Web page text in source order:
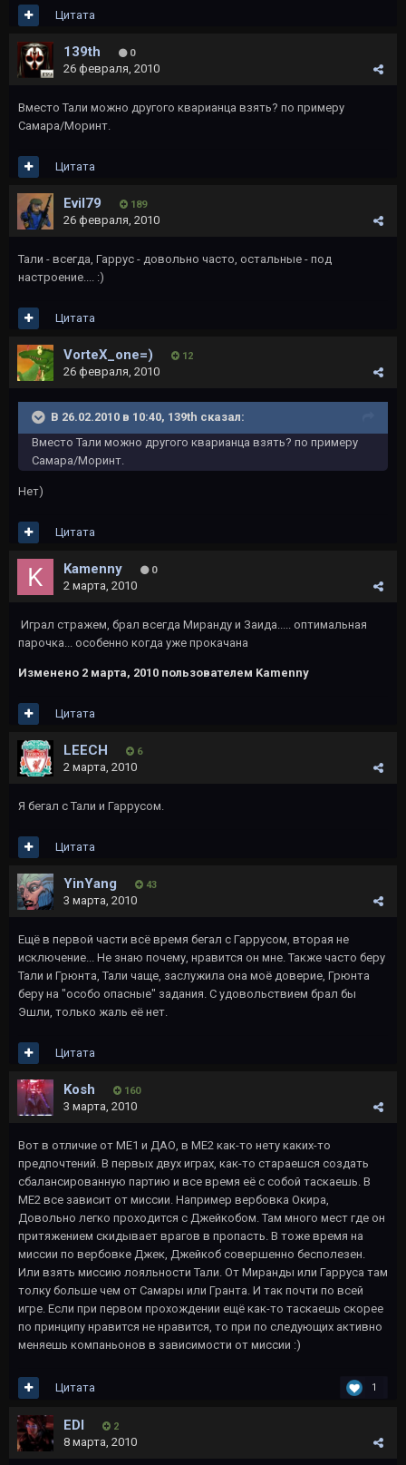
Цитата
139th 0
26 февраля, 2010
Вместо Тали можно другого кварианца взять? по примеру
Самара/Моринт.
Цитата
Evil79 189
26 февраля, 2010
Тали - всегда, Гаррус - довольно часто, остальные - под
настроение.... :)
Цитата
VorteX_one=) 12
26 февраля, 2010
В 26.02.2010 в 10:40, 139th сказал:
Вместо Тали можно другого кварианца взять? по примеру
Самара/Моринт.
Нет)
Цитата
Kamenny 0
2 марта, 2010
Играл стражем, брал всегда Миранду и Заида..... оптимальная
парочка... особенно когда уже прокачана
Изменено 2 марта, 2010 пользователем Kamenny
Цитата
LEECH 6
2 марта, 2010
Я бегал с Тали и Гаррусом.
Цитата
YinYang 43
3 марта, 2010
Ещё в первой части всё время бегал с Гаррусом, вторая не
исключение... Не знаю почему, нравится он мне. Также часто беру
Тали и Грюнта, Тали чаще, заслужила она моё доверие, Грюнта
беру на "особо опасные" задания. С удовольствием брал бы
Эшли, только жаль её нет.
Цитата
Kosh 160
3 марта, 2010
Вот в отличие от МЕ1 и ДАО, в МЕ2 как-то нету каких-то
предпочтений. В первых двух играх, как-то стараешся создать
сбалансированную партию и все время её с собой таскаешь. В
МЕ2 все зависит от миссии. Например вербовка Окира,
Довольно легко проходится с Джейкобом. Там много мест где он
притяжением скидывает врагов в пропасть. В тоже время на
миссии по вербовке Джек, Джейкоб совершенно бесполезен.
Или взять миссию лояльности Тали. От Миранды или Гарруса там
толку больше чем от Самары или Гранта. И так почти по всей
игре. Если при первом прохождении ещё как-то таскаешь скорее
по принципу нравится не нравится, то при по следующих активно
меняешь компаньонов в зависимости от миссии :)
1
Цитата
EDI 2
8 марта, 2010